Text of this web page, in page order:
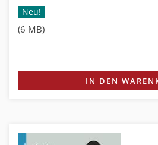
Neu!
(6 MB)
IN DEN